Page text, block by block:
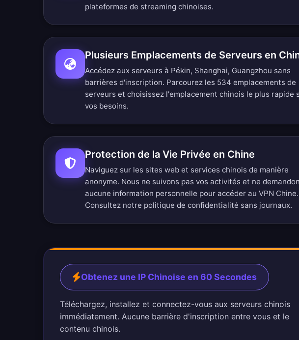
plateformes de streaming chinoises.
Plusieurs Emplacements de Serveurs en
Accédez aux serveurs à Pékin, Shanghai, Guangzhou sans
barrières d'inscription. Parcourez les 534 emplacements de
serveurs et choisissez l'emplacement chinois le plus rapide
vos besoins.
Protection de la Vie Privée en Chine
Naviguez sur les sites web et services chinois de manière
anonyme. Nous ne suivons pas vos activités et ne
aucune information personnelle pour accéder au VPN Chine.
Consultez notre politique de confidentialité sans journaux.
Obtenez une IP Chinoise en 60 Secondes
Téléchargez, installez et connectez-vous aux serveurs chinois
immédiatement. Aucune barrière d'inscription entre vous et le
contenu chinois.